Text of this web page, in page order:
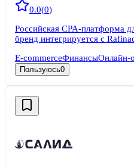
0.0(0)
Российская CPA-платформа
бренд интегрируется с
E-commerceФинансыОнлайн-
Пользуюсь0